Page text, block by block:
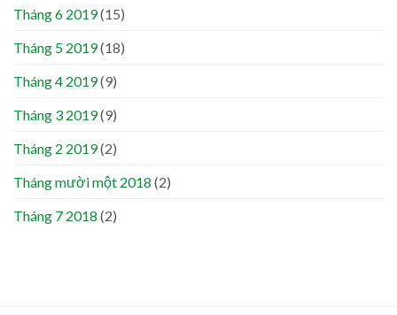
Tháng 6 2019(15)
Tháng 5 2019(18)
Tháng 4 2019(9)
Tháng 3 2019(9)
Tháng 2 2019(2)
Tháng mười một 2018 (2)
Tháng 7 2018 (2)